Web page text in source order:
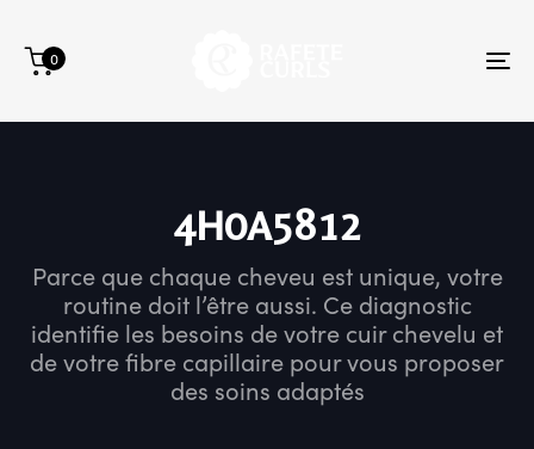
links
primary
Skip
0
4H0A5812
Parce que chaque cheveu est unique, votre
routine doit l’être aussi. Ce diagnostic
identifie les besoins de votre cuir chevelu et
de votre fibre capillaire pour vous proposer
des soins adaptés